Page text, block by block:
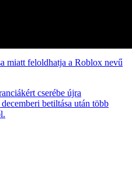
miatt feloldhatja a Roblox nevű
cserébe újra
betiltása után több